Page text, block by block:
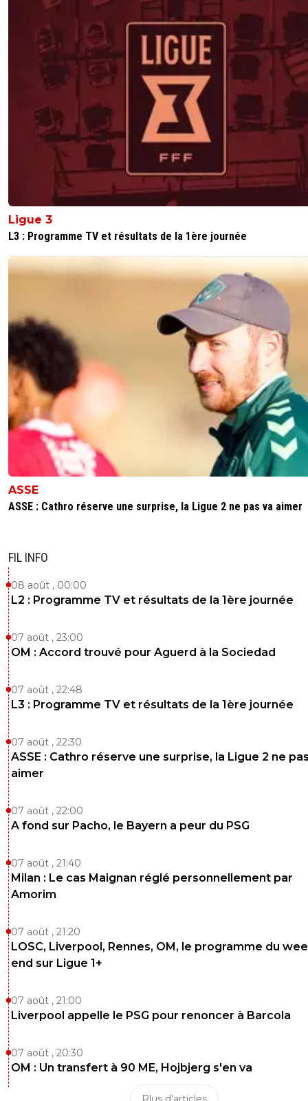
Ligue 3
L3 : Programme TV et résultats de la 1ère journée
ASSE
ASSE : Cathro réserve une surprise, la Ligue 2 ne pas va aimer
FIL INFO
08 août , 00:00
L2 : Programme TV et résultats de la 1ère journée
07 août , 23:00
OM : Accord trouvé pour Aguerd à la Sociedad
07 août , 22:48
L3 : Programme TV et résultats de la 1ère journée
07 août , 22:30
ASSE : Cathro réserve une surprise, la Ligue 2 ne
aimer
07 août , 22:00
A fond sur Pacho, le Bayern a peur du PSG
07 août , 21:40
Milan : Le cas Maignan réglé personnellement par
Amorim
07 août , 21:20
LOSC, Liverpool, Rennes, OM, le programme du
end sur Ligue 1+
07 août , 21:00
Liverpool appelle le PSG pour renoncer à Barcola
07 août , 20:30
OM : Un transfert à 90 ME, Hojbjerg s'en va